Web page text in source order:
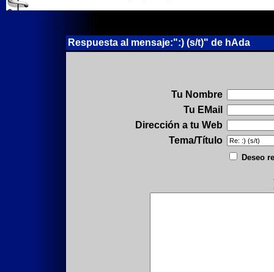
Respuesta al mensaje:":) (s/t)" de hAda
Tu Nombre
Tu EMail
Dirección a tu Web
Tema/Título
Deseo